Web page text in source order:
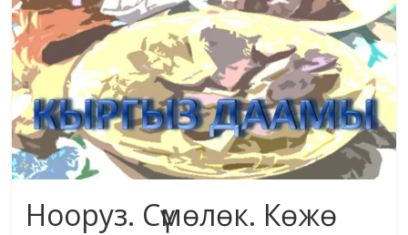
маданияты
жана
адабияты
Нооруз. Сүмөлөк. Көжө